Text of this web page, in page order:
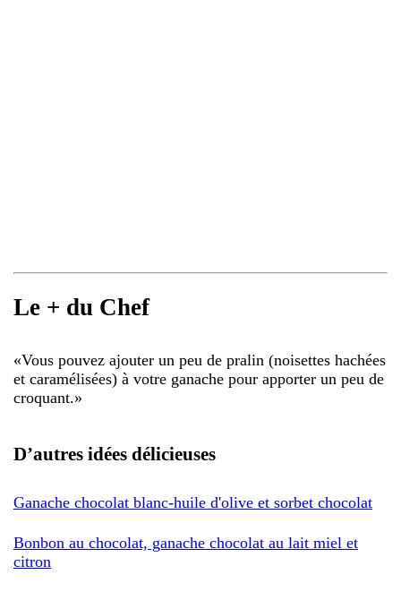
Le + du Chef
«Vous pouvez ajouter un peu de pralin (noisettes hachées
et caramélisées) à votre ganache pour apporter un peu de
croquant.»
D’autres idées délicieuses
Ganache chocolat blanc-huile d'olive et sorbet chocolat
Bonbon au chocolat, ganache chocolat au lait miel et
citron